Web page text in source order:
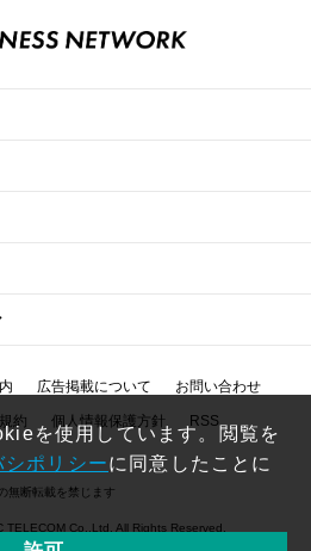
広告掲載について お問い合わせ
約 個人情報保護方針 RSS
無断転載を禁じます
Co.,Ltd. All Rights Reserved.
を使用しています。閲覧を
シポリシーに同意したことに